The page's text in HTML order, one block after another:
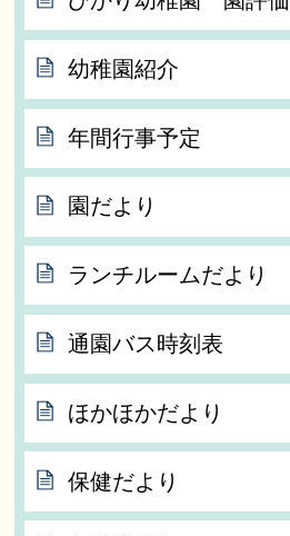
幼稚園紹介
年間行事予定
園だより
ランチルームだより
通園バス時刻表
ほかほかだより
保健だより